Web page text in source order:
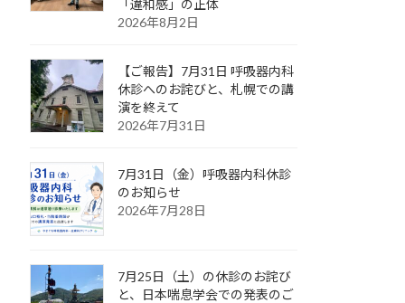
「違和感」の正体
2026年8月2日
【ご報告】7月31日 呼吸器内科
休診へのお詫びと、札幌での講
演を終えて
2026年7月31日
7月31日（金）呼吸器内科休診
のお知らせ
2026年7月28日
7月25日（土）の休診のお詫び
と、日本喘息学会での発表のご